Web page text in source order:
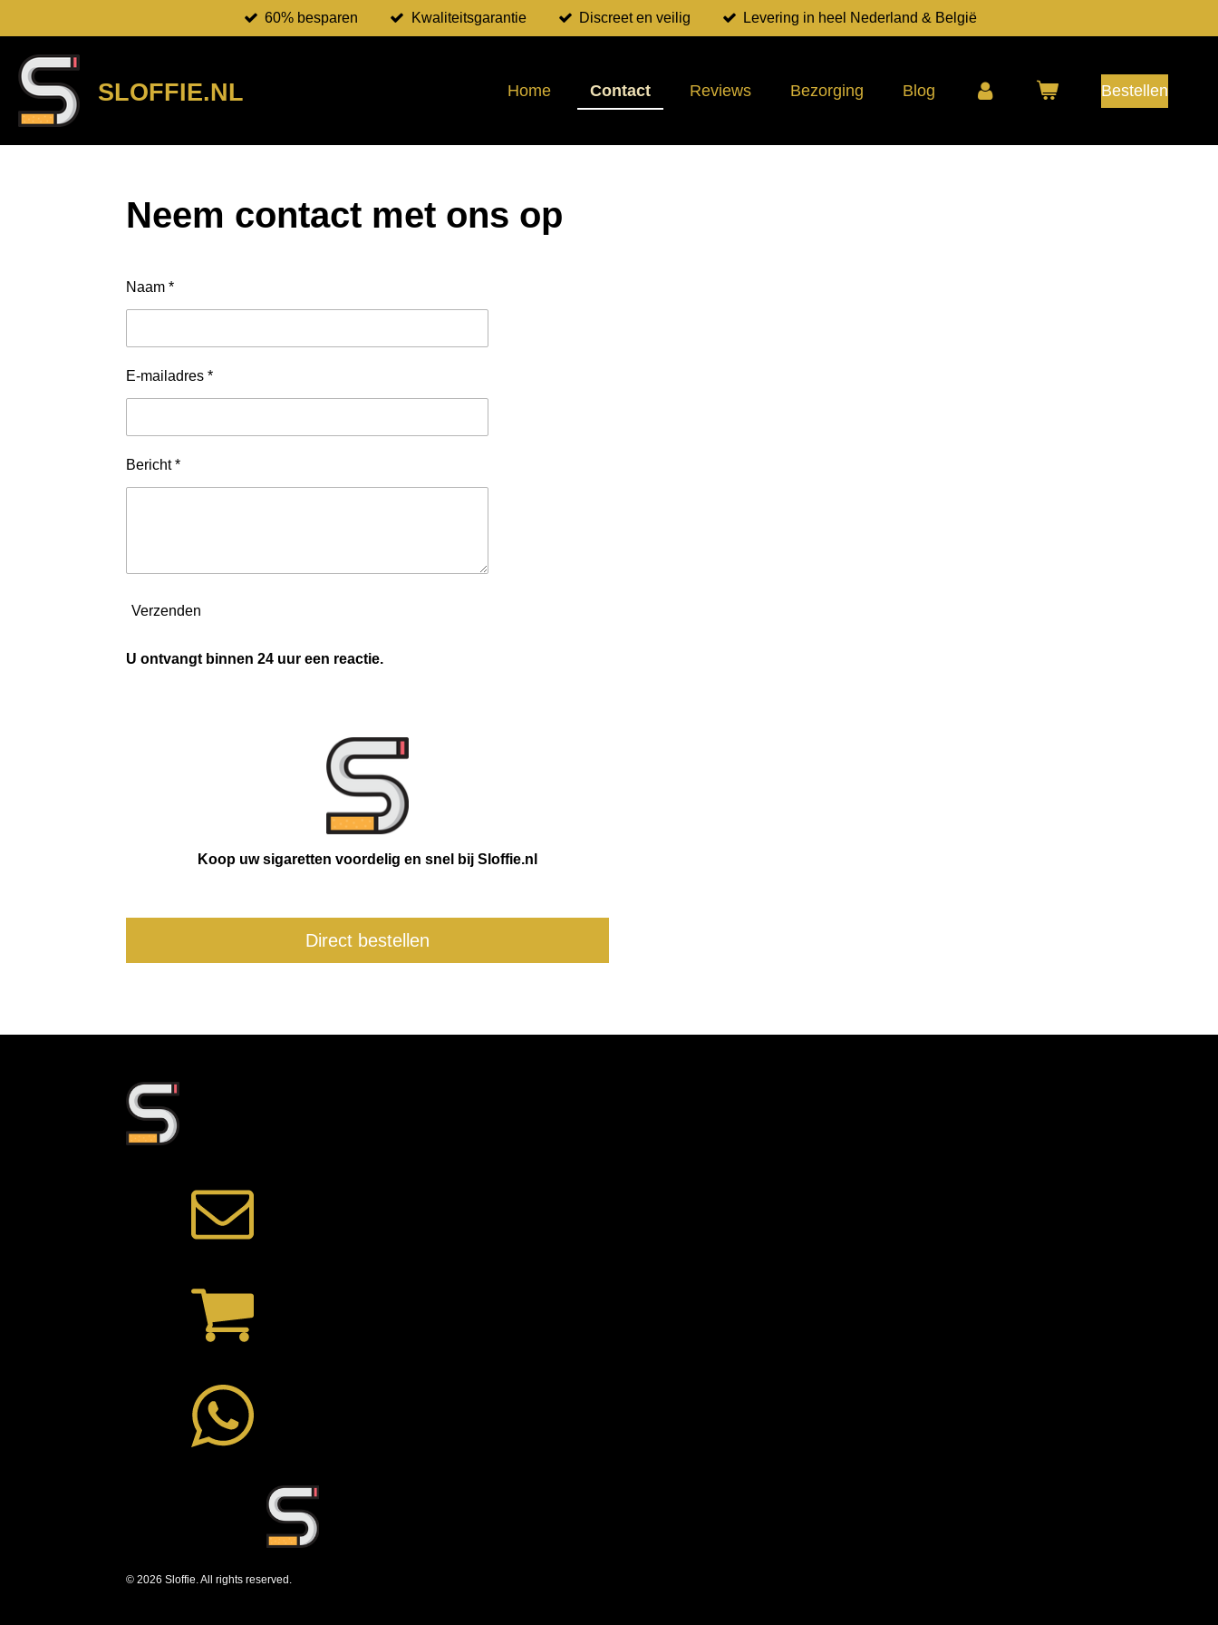
direct
naar
de
hoofdinhoud
60% besparen Kwaliteitsgarantie Discreet en veilig Levering in heel Nederland & België
SLOFFIE.NL Home Contact Reviews Bezorging Blog Bestellen
Neem contact met ons op
Naam *
E-mailadres *
Bericht *
Verzenden
U ontvangt binnen 24 uur een reactie.
Koop uw sigaretten voordelig en snel bij Sloffie.nl
Direct bestellen
© 2026 Sloffie. All rights reserved.